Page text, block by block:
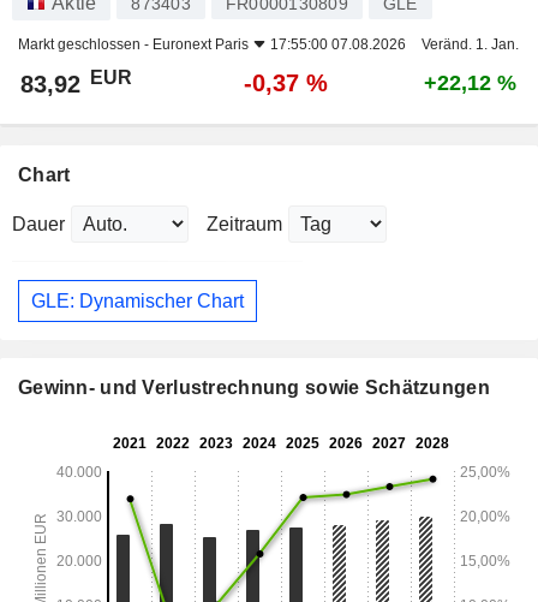
873403 FR0000130809 GLE
Markt geschlossen - Euronext Paris 17:55:00 07.08.2026 Veränd. 1. Jan.
83,92 EUR -0,37 % +22,12 %
Chart
Dauer Zeitraum
GLE: Dynamischer Chart
Gewinn- und Verlustrechnung sowie Schätzungen